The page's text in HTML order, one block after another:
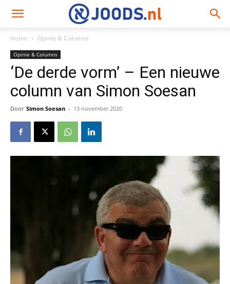
Home Opinie & Columns
Opinie & Columns
‘De derde vorm’ – Een nieuwe
column van Simon Soesan
Door Simon Soesan - 13 november 2020